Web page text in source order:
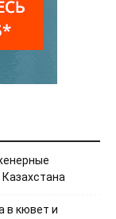
в кювет и